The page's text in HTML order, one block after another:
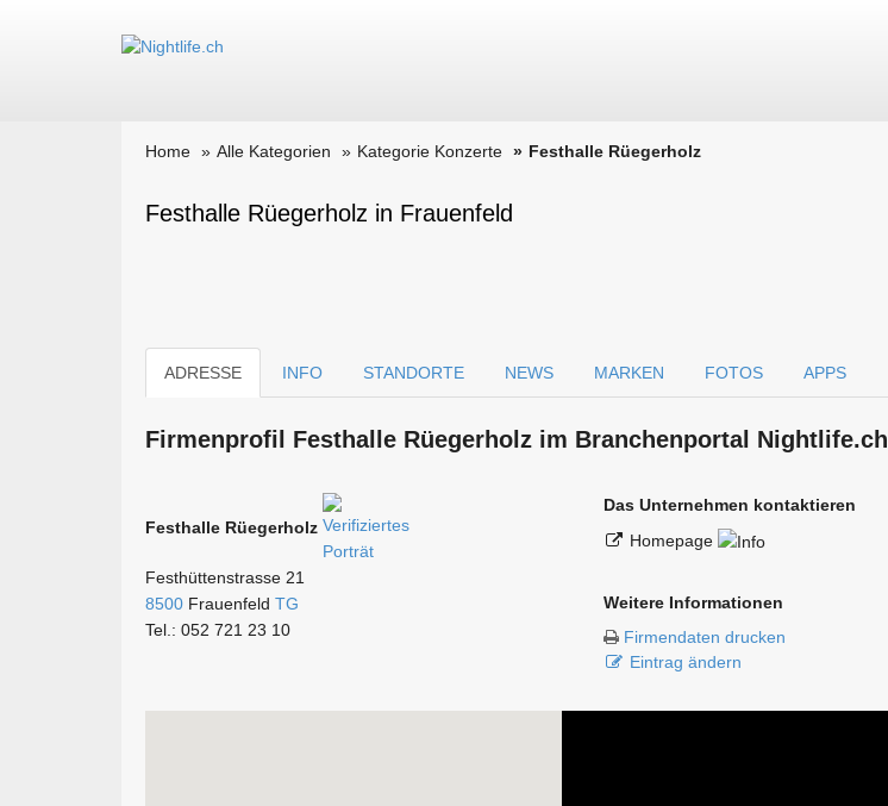
Home Alle Kategorien Kategorie Konzerte Festhalle Rüegerholz
Festhalle Rüegerholz in Frauenfeld
ADRESSE INFO STANDORTE NEWS MARKEN FOTOS APPS
Firmen­profil Festhalle Rüegerholz im Branchen­portal Nightlife.ch
Festhalle Rüegerholz
Festhüttenstrasse 21
8500 Frauenfeld TG
Tel.: 052 721 23 10
Das Unternehmen kontaktieren
Homepage
Weitere Informationen
Firmendaten drucken
Eintrag ändern